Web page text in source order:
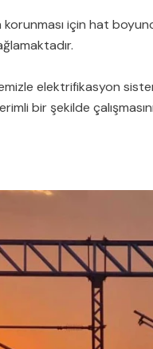
korunması için hat
elektrifikasyon
bir şekilde